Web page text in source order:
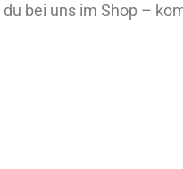
bei uns im Shop –